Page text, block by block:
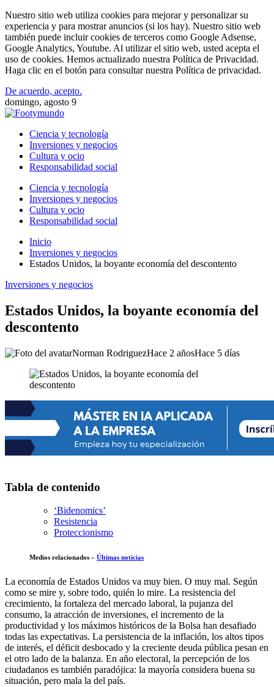
Nuestro sitio web utiliza cookies para mejorar y personalizar su
experiencia y para mostrar anuncios (si los hay). Nuestro sitio web
también puede incluir cookies de terceros como Google Adsense,
Google Analytics, Youtube. Al utilizar el sitio web, usted acepta el
uso de cookies. Hemos actualizado nuestra Política de Privacidad.
Haga clic en el botón para consultar nuestra Política de privacidad.
De acuerdo, acepto.
domingo, agosto 9
Ciencia y tecnología
Inversiones y negocios
Cultura y ocio
Responsabilidad social
Ciencia y tecnología
Inversiones y negocios
Cultura y ocio
Responsabilidad social
Inicio
Inversiones y negocios
Estados Unidos, la boyante economía del descontento
Inversiones y negocios
Estados Unidos, la boyante economía del
descontento
Norman RodriguezHace 2 añosHace 5 días
Tabla de contenido
‘Bidenomics’
Resistencia
Proteccionismo
Medios relacionados – Últimas noticias
La economía de Estados Unidos va muy bien. O muy mal. Según
como se mire y, sobre todo, quién lo mire. La resistencia del
crecimiento, la fortaleza del mercado laboral, la pujanza del
consumo, la atracción de inversiones, el incremento de la
productividad y los máximos históricos de la Bolsa han desafiado
todas las expectativas. La persistencia de la inflación, los altos tipos
de interés, el déficit desbocado y la creciente deuda pública pesan en
el otro lado de la balanza. En año electoral, la percepción de los
ciudadanos es también paradójica: la mayoría considera buena su
situación, pero mala la del país.